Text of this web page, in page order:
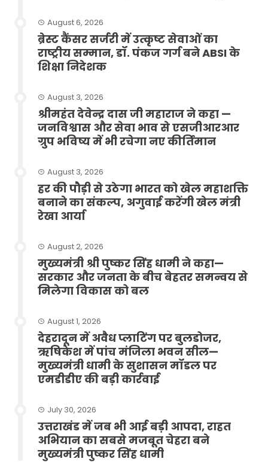
August 6, 2026
ब्रेस्ट कैंसर सर्जरी में उत्कृष्ट सेवाओं का
राष्ट्रीय सम्मान, डॉ. पंकज गर्ग बने ABSI के
शिक्षा निदेशक
August 3, 2026
श्रीमहंत देवेन्द्र दास जी महाराज ने कहा —
जनविश्वास और सेवा भाव से एसजीआरआर
ग्रुप भविष्य में भी रचेगा नए कीर्तिमान
August 3, 2026
हर की पौड़ी से उठेगा भारत को खेल महाशक्ति
बनाने का संकल्प, अगुवाई करेंगी खेल मंत्री
रेखा आर्या
August 2, 2026
मुख्यमंत्री श्री पुष्कर सिंह धामी ने कहा—
सरकार और जनता के बीच बेहतर समन्वय से
मिलेगा विकास को बल
August 1, 2026
देहरादून में अवैध प्लाटिंग पर बुलडोजर,
ऋषिकेश में पांच मंजिला भवन सील—
मुख्यमंत्री धामी के सुशासन मॉडल पर
एमडीडीए की बड़ी कार्रवाई
July 30, 2026
उत्तराखंड में जब भी आई बड़ी आपदा, राहत
अभियान का सबसे मजबूत चेहरा बने
मुख्यमंत्री पुष्कर सिंह धामी